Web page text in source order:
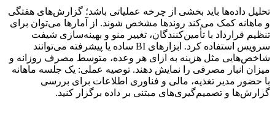
تحلیل داده‌ها باید بخشی از چرخه عملیاتی باشد؛ گزارش‌های هفتگی
و ماهانه کمک می‌کند روندها مشخص شوند. از آمارها می‌توان برای
تنظیم قرارداد با تأمین‌کنندگان، تغییر منو و بهینه‌سازی شیفت
سرویس استفاده کرد. ابزارهای BI ساده یا پیشرفته می‌توانند
شاخص‌هایی مثل هزینه به ازای هر وعده، متوسط مصرف روزانه و
میزان انبار مصرفی را نمایش دهند. توصیه عملی: یک جلسه ماهانه
با حضور مدیر تغذیه، مالی و فناوری اطلاعات برای بررسی
گزارش‌ها و تصمیم‌گیری‌های مبتنی بر داده برگزار کنید.